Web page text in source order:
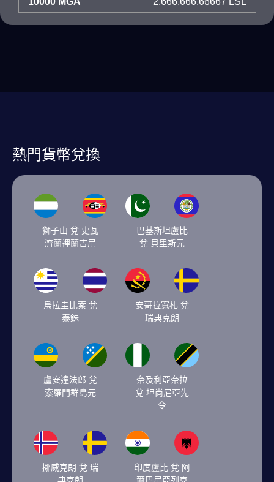
熱門貨幣兌換
獅子山 兌 史瓦
濟蘭裡蘭吉尼
巴基斯坦盧比
兌 貝里斯元
烏拉圭比索 兌
泰銖
安哥拉寬札 兌
瑞典克朗
盧安達法郎 兌
索羅門群島元
奈及利亞奈拉
兌 坦尚尼亞先
令
挪威克朗 兌 瑞
印度盧比 兌 阿